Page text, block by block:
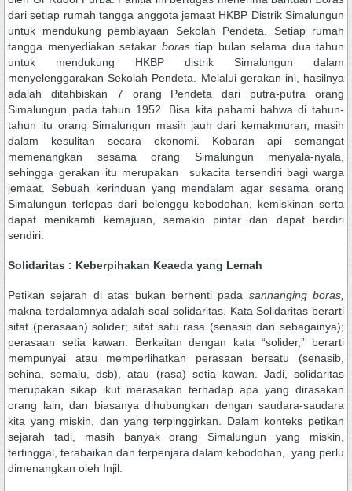
dari setiap rumah tangga anggota jemaat HKBP Distrik Simalungun
untuk mendukung pembiayaan Sekolah Pendeta. Setiap rumah
tangga menyediakan setakar borastiap bulan selama dua tahun
untuk mendukung HKBP distrik Simalungun dalam
menyelenggarakan Sekolah Pendeta. Melalui gerakan ini, hasilnya
adalah ditahbiskan 7 orang Pendeta dari putra-putra orang
Simalungun pada tahun 1952. Bisa kita pahami bahwa di tahun-
tahun itu orang Simalungun masih jauh dari kemakmuran, masih
dalam kesulitan secara ekonomi. Kobaran api semangat
memenangkan sesama orang Simalungun menyala-nyala,
sehingga gerakan itu merupakan sukacita tersendiri bagi warga
jemaat. Sebuah kerinduan yang mendalam agar sesama orang
Simalungun terlepas dari belenggu kebodohan, kemiskinan serta
dapat menikamti kemajuan, semakin pintar dan dapat berdiri
sendiri.
Solidaritas : Keberpihakan Keaeda yang Lemah
Petikan sejarah di atas bukan berhenti pada sannanging boras,
makna terdalamnya adalah soal solidaritas. Kata Solidaritas berarti
sifat (perasaan) solider; sifat satu rasa (senasib dan sebagainya);
perasaan setia kawan. Berkaitan dengan kata “solider,” berarti
mempunyai atau memperlihatkan perasaan bersatu (senasib,
sehina, semalu, dsb), atau (rasa) setia kawan. Jadi, solidaritas
merupakan sikap ikut merasakan terhadap apa yang dirasakan
orang lain, dan biasanya dihubungkan dengan saudara-saudara
kita yang miskin, dan yang terpinggirkan. Dalam konteks petikan
sejarah tadi, masih banyak orang Simalungun yang miskin,
tertinggal, terabaikan dan terpenjara dalam kebodohan, yang perlu
dimenangkan oleh Injil.